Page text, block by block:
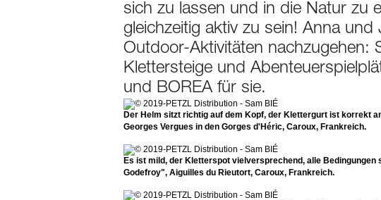
sich zu lassen und in die Natur zu
gleichzeitig aktiv zu sein! Anna
Outdoor-Aktivitäten nachzugehen:
Klettersteige und
und BOREA für sie.
Der Helm sitzt richtig auf dem Kopf, der Klettergurt ist korrekt
Georges Vergues in den Gorges d'Héric, Caroux, Frankreich.
Es ist mild, der Kletterspot vielversprechend, alle
Godefroy", Aiguilles du Rieutort, Caroux, Frankreich.